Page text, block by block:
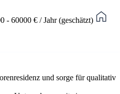
- 60000 € / Jahr (geschätzt)
und sorge für qualitativ